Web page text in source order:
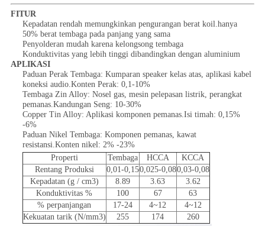
FITUR
Kepadatan rendah memungkinkan pengurangan berat koil.hanya
50% berat tembaga pada panjang yang sama
Penyolderan mudah karena kelongsong tembaga
Konduktivitas yang lebih tinggi dibandingkan dengan aluminium
APLIKASI
Paduan Perak Tembaga: Kumparan speaker kelas atas, aplikasi kabel
koneksi audio.Konten Perak: 0,1-10%
Tembaga Zin Alloy: Nosel gas, mesin pelepasan listrik, perangkat
pemanas.Kandungan Seng: 10-30%
Copper Tin Alloy: Aplikasi komponen pemanas.Isi timah: 0,15%
-6%
Paduan Nikel Tembaga: Komponen pemanas, kawat
resistansi.Konten nikel: 2% -23%
Properti
Tembaga HCCA
KCCA
Rentang Produksi
0,01-0,150,025-0,080,03-0,08
Kepadatan (g / cm3)
8.89 3.63
3.62
Konduktivitas %
100 67
63
% perpanjangan
17-24 4~12
4~12
Kekuatan tarik (N/mm3)
255 174 260